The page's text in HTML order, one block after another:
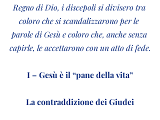
Regno di Dio, i discepoli si divisero tra
coloro che si scandalizzarono per le
parole di Gesù e coloro che, anche senza
capirle, le accettarono con un atto di fede.
I – Gesù è il “pane della vita”
La contraddizione dei Giudei